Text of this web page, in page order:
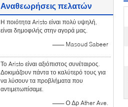
Αναθεωρήσεις πελατών
Η ποιότητα Aristo είναι πολύ υψηλή,
είναι δημοφιλής στην αγορά μας.
—— Masoud Sabeer
Το Aristo είναι αξιόπιστος συνέταιρος.
Δοκιμάζουν πάντα το καλύτερό τους για
να λύσουν τα προβλήματα που
αντιμετωπίσαμε.
—— Ο Δρ Ather Ave.